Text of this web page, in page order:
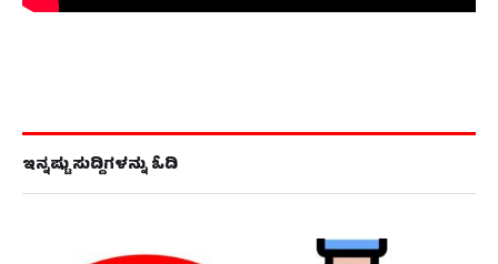
ಇನ್ನಷ್ಟು ಸುದ್ದಿಗಳನ್ನು ಓದಿ